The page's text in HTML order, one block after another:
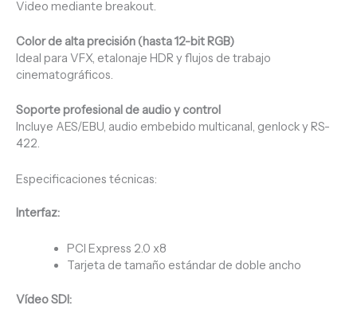
Video mediante breakout.
Color de alta precisión (hasta 12-bit RGB)
Ideal para VFX, etalonaje HDR y flujos de trabajo
cinematográficos.
Soporte profesional de audio y control
Incluye AES/EBU, audio embebido multicanal, genlock y RS-
422.
Especificaciones técnicas:
Interfaz:
PCI Express 2.0 x8
Tarjeta de tamaño estándar de doble ancho
Vídeo SDI: